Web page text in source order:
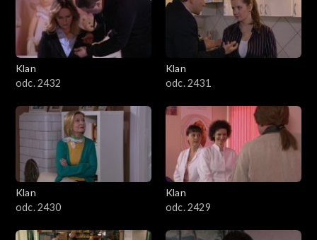
Klan
odc. 2432
Klan
odc. 2431
Klan
odc. 2430
Klan
odc. 2429